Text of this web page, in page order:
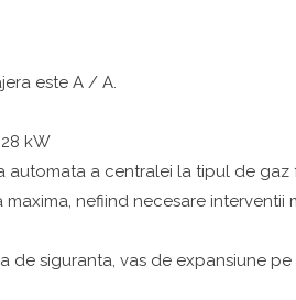
este A / A.
kW
a centralei la tipul de
nefiind necesare
siguranta, vas de expansiune